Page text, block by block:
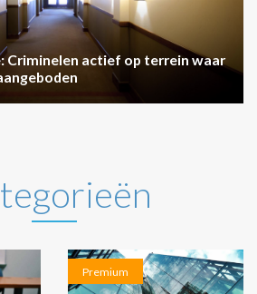
Criminelen actief op terrein waar
Premium